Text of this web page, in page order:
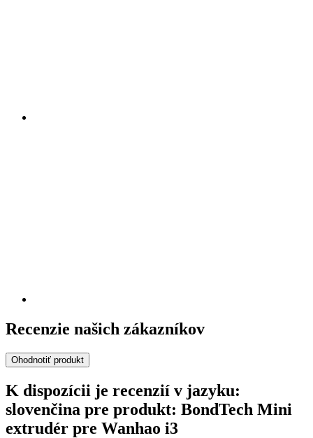
Recenzie našich zákazníkov
Ohodnotiť produkt
K dispozícii je recenzií v jazyku:
slovenčina pre produkt: BondTech Mini
extrudér pre Wanhao i3